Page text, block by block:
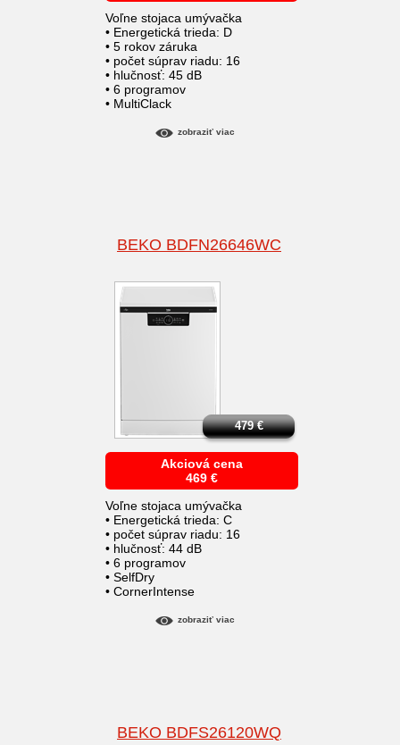
Voľne stojaca umývačka
• Energetická trieda: D
• 5 rokov záruka
• počet súprav riadu: 16
• hlučnosť: 45 dB
• 6 programov
• MultiClack
zobraziť viac
BEKO BDFN26646WC
Akciová cena
469 €
Voľne stojaca umývačka
• Energetická trieda: C
• počet súprav riadu: 16
• hlučnosť: 44 dB
• 6 programov
• SelfDry
• CornerIntense
479€
zobraziť viac
BEKO BDFS26120WQ